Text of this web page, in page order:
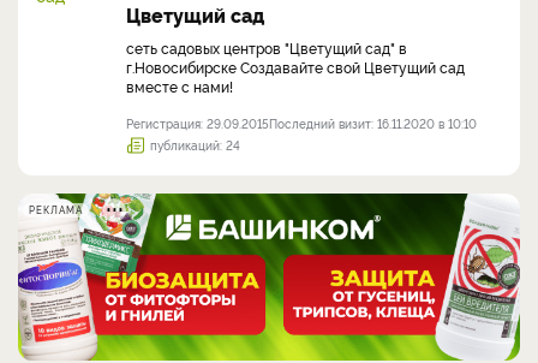
Цветущий сад
сеть садовых центров "Цветущий сад" в
г.Новосибирске Создавайте свой Цветущий сад
вместе с нами!
Регистрация: 29.09.2015Последний визит: 16.11.2020 в 10:10
публикаций: 24
РЕКЛАМА